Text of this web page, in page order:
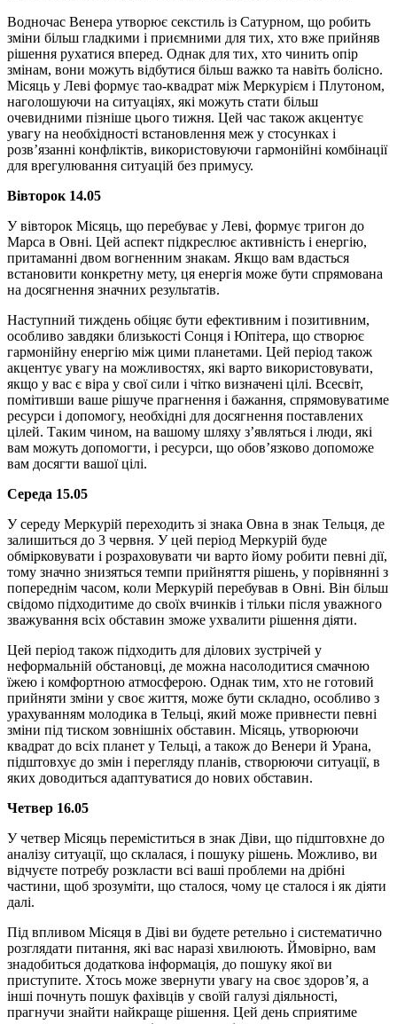
Водночас Венера утворює секстиль із Сатурном, що робить
зміни більш гладкими і приємними для тих, хто вже прийняв
рішення рухатися вперед. Однак для тих, хто чинить опір
змінам, вони можуть відбутися більш важко та навіть болісно.
Місяць у Леві формує тао-квадрат між Меркурієм і Плутоном,
наголошуючи на ситуаціях, які можуть стати більш
очевидними пізніше цього тижня. Цей час також акцентує
увагу на необхідності встановлення меж у стосунках і
розв’язанні конфліктів, використовуючи гармонійні комбінації
для врегулювання ситуацій без примусу.
Вівторок 14.05
У вівторок Місяць, що перебуває у Леві, формує тригон до
Марса в Овні. Цей аспект підкреслює активність і енергію,
притаманні двом вогненним знакам. Якщо вам вдасться
встановити конкретну мету, ця енергія може бути спрямована
на досягнення значних результатів.
Наступний тиждень обіцяє бути ефективним і позитивним,
особливо завдяки близькості Сонця і Юпітера, що створює
гармонійну енергію між цими планетами. Цей період також
акцентує увагу на можливостях, які варто використовувати,
якщо у вас є віра у свої сили і чітко визначені цілі. Всесвіт,
помітивши ваше рішуче прагнення і бажання, спрямовуватиме
ресурси і допомогу, необхідні для досягнення поставлених
цілей. Таким чином, на вашому шляху зʼявляться і люди, які
вам можуть допомогти, і ресурси, що обовʼязково допоможе
вам досягти вашої цілі.
Середа 15.05
У середу Меркурій переходить зі знака Овна в знак Тельця, де
залишиться до 3 червня. У цей період Меркурій буде
обмірковувати і розраховувати чи варто йому робити певні дії,
тому значно знизяться темпи прийняття рішень, у порівнянні з
попереднім часом, коли Меркурій перебував в Овні. Він більш
свідомо підходитиме до своїх вчинків і тільки після уважного
зважування всіх обставин зможе ухвалити рішення діяти.
Цей період також підходить для ділових зустрічей у
неформальній обстановці, де можна насолодитися смачною
їжею і комфортною атмосферою. Однак тим, хто не готовий
прийняти зміни у своє життя, може бути складно, особливо з
урахуванням молодика в Тельці, який може привнести певні
зміни під тиском зовнішніх обставин. Місяць, утворюючи
квадрат до всіх планет у Тельці, а також до Венери й Урана,
підштовхує до змін і перегляду планів, створюючи ситуації, в
яких доводиться адаптуватися до нових обставин.
Четвер 16.05
У четвер Місяць переміститься в знак Діви, що підштовхне до
аналізу ситуації, що склалася, і пошуку рішень. Можливо, ви
відчуєте потребу розкласти всі ваші проблеми на дрібні
частини, щоб зрозуміти, що сталося, чому це сталося і як діяти
далі.
Під впливом Місяця в Діві ви будете ретельно і систематично
розглядати питання, які вас наразі хвилюють. Ймовірно, вам
знадобиться додаткова інформація, до пошуку якої ви
приступите. Хтось може звернути увагу на своє здоров’я, а
інші почнуть пошук фахівців у своїй галузі діяльності,
прагнучи знайти найкраще рішення. Цей день сприятиме